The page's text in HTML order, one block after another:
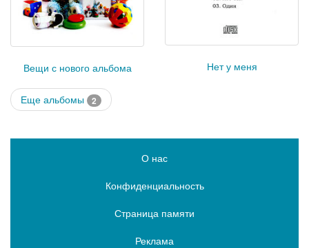
Вещи с нового альбома Нет у меня
Еще альбомы 2
О нас
Конфиденциальность
Страница памяти
Реклама